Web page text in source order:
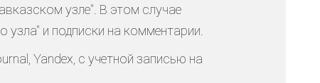
узле". В этом случае
узла" и подписки на комментарии.
Yandex, с учетной записью на